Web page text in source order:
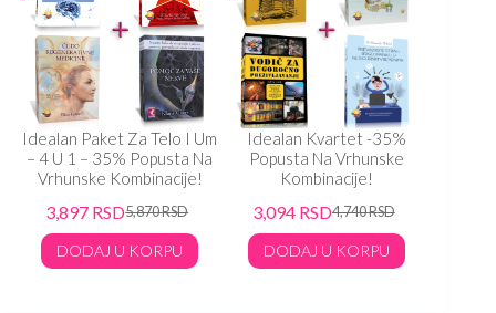
Idealan Paket Za Telo I Um
– 4 U 1 – 35% Popusta Na
Vrhunske Kombinacije!
5,870RSD
3,897 RSD
DODAJ U KORPU
Idealan Kvartet -35%
Popusta Na Vrhunske
Kombinacije!
4,740RSD
3,094 RSD
DODAJ U KORPU